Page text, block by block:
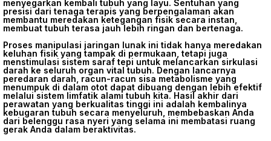
menyegarkan kembali tubuh yang layu. Sentuhan yang
presisi dari tenaga terapis yang berpengalaman akan
membantu meredakan ketegangan fisik secara instan,
membuat tubuh terasa jauh lebih ringan dan bertenaga.
Proses manipulasi jaringan lunak ini tidak hanya meredakan
keluhan fisik yang tampak di permukaan, tetapi juga
menstimulasi sistem saraf tepi untuk melancarkan sirkulasi
darah ke seluruh organ vital tubuh. Dengan lancarnya
peredaran darah, racun-racun sisa metabolisme yang
menumpuk di dalam otot dapat dibuang dengan lebih efektif
melalui sistem limfatik alami tubuh kita. Hasil akhir dari
perawatan yang berkualitas tinggi ini adalah kembalinya
kebugaran tubuh secara menyeluruh, membebaskan Anda
dari belenggu rasa nyeri yang selama ini membatasi ruang
gerak Anda dalam beraktivitas.